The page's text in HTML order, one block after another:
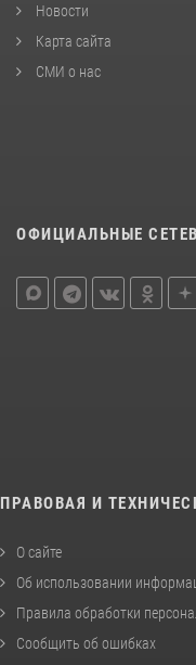
Новости
Карта сайта
СМИ о нас
ОФИЦИАЛЬНЫЕ
ПРАВОВАЯ И
О сайте
Об использовании
Правила обработки
Сообщить об ошибках